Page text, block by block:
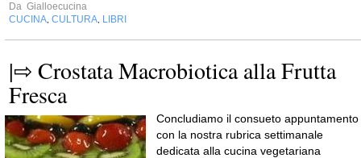
Da Gialloecucina
CUCINA CULTURA LIBRI
|⇨ Crostata Macrobiotica alla Frutta
Fresca
Concludiamo il consueto appuntamento
con la nostra rubrica settimanale
dedicata alla cucina vegetariana